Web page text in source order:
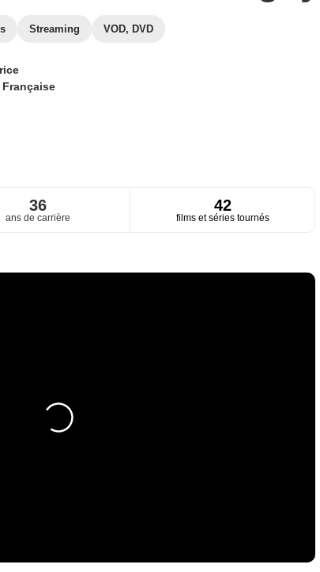
Streaming VOD, DVD
Française
36
ans de carrière
42
films et séries tournés